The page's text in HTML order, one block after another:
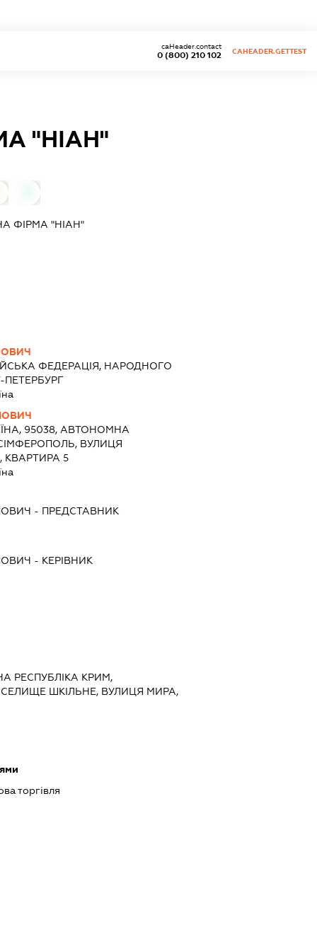
0 (800) 210 102
caHeader.contact
CAHEADER.GETTEST
"НІАН"
ФІРМА "НІАН"
ФЕДЕРАЦІЯ, НАРОДНОГО
ПЕТЕРБУРГ
95038, АВТОНОМНА
ВУЛИЦЯ
КВАРТИРА 5
- ПРЕДСТАВНИК
- КЕРІВНИК
РЕСПУБЛІКА КРИМ,
ШКІЛЬНЕ, ВУЛИЦЯ МИРА,
торгівля